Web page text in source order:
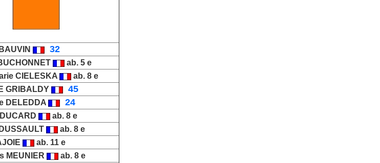
32
ab. 5 e
CIELESKA
ab. 8 e
GRIBALDY 45
DELEDDA 24
ab. 8 e
ab. 8 e
ab. 11 e
MEUNIER
ab. 8 e